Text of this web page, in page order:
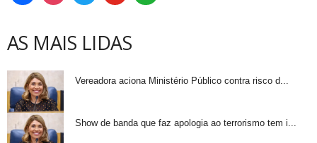
AS MAIS LIDAS
Vereadora aciona Ministério Público contra risco d...
Show de banda que faz apologia ao terrorismo tem i...